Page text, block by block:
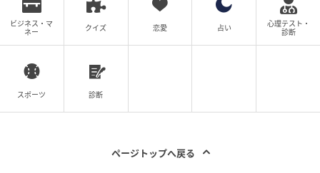
雪は明け方には止んでいて、昼にはバスが動きまし
た。早く安心したくて、私は急いで帰りました。
あからさまな証拠の数々
食器には、口紅がベッタリ。お風呂場には明らか
ビジネス・マ
ネー
クイズ 恋愛 占い
心理テスト・
診断
スポーツ 診断
ページトップへ戻る